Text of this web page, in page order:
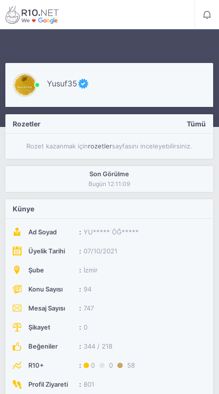
Yusuf35
Rozetler Tümü
Rozet kazanmak içinrozetlersayfasını inceleyebilirsiniz.
Son Görülme
Bugün 12:11:09
Künye
Ad Soyad YU***** ÖĞ*****
Üyelik Tarihi 07/10/2021
Şube İzmir
Konu Sayısı 94
Mesaj Sayısı 747
Şikayet 0
Beğeniler 344 / 218
R10+ 0 0 58
Profil Ziyareti 801